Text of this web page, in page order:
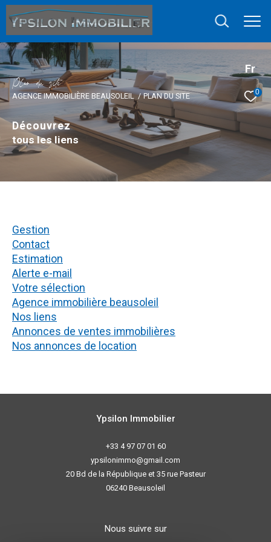
Fr
0
Pla du sie
AGENCE IMMOBILIÈRE BEAUSOLEIL PLAN DU SITE
Découvrez
tous les liens
gestion
contact
estimation
alerte e-mail
votre sélection
agence immobilière beausoleil
nos liens
annonces de ventes immobilières
nos annonces de location
Ypsilon Immobilier
+33 4 97 07 01 60
ypsilonimmo@gmail.com
20 Bd de la République et 35 rue Pasteur
06240
Beausoleil
Nous suivre sur